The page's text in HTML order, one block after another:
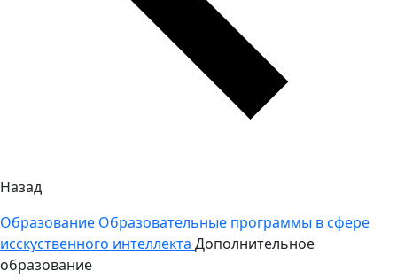
Назад
Образование Образовательные программы в сфере
исскуственного интеллекта Дополнительное
образование